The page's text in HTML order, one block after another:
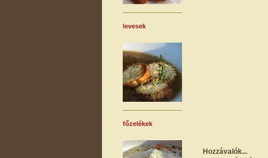
Hozzávalók...
levesek
főzelékek